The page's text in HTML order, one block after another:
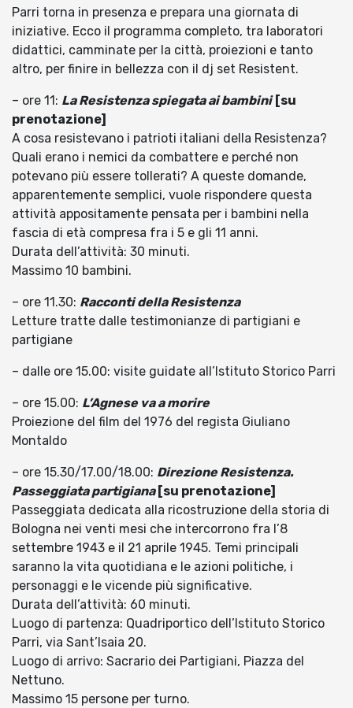
Parri torna in presenza e prepara una giornata di
iniziative. Ecco il programma completo, tra laboratori
didattici, camminate per la città, proiezioni e tanto
altro, per finire in bellezza con il dj set Resistent.
– ore 11: La Resistenza spiegata ai bambini [su
prenotazione]
A cosa resistevano i patrioti italiani della Resistenza?
Quali erano i nemici da combattere e perché non
potevano più essere tollerati? A queste domande,
apparentemente semplici, vuole rispondere questa
attività appositamente pensata per i bambini nella
fascia di età compresa fra i 5 e gli 11 anni.
Durata dell’attività: 30 minuti.
Massimo 10 bambini.
– ore 11.30: Racconti della Resistenza
Letture tratte dalle testimonianze di partigiani e
partigiane
– dalle ore 15.00: visite guidate all’Istituto Storico Parri
– ore 15.00: L’Agnese va a morire
Proiezione del film del 1976 del regista Giuliano
Montaldo
– ore 15.30/17.00/18.00: Direzione Resistenza.
Passeggiata partigiana [su prenotazione]
Passeggiata dedicata alla ricostruzione della storia di
Bologna nei venti mesi che intercorrono fra l’8
settembre 1943 e il 21 aprile 1945. Temi principali
saranno la vita quotidiana e le azioni politiche, i
personaggi e le vicende più significative.
Durata dell’attività: 60 minuti.
Luogo di partenza: Quadriportico dell’Istituto Storico
Parri, via Sant’Isaia 20.
Luogo di arrivo: Sacrario dei Partigiani, Piazza del
Nettuno.
Massimo 15 persone per turno.